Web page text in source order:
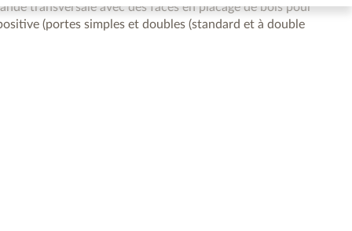
transversale avec des faces en placage de bois pour
(portes simples et doubles (standard et à double